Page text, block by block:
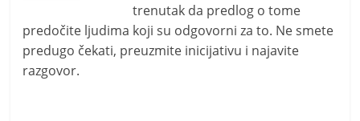
trenutak da predlog o tome
predočite ljudima koji su odgovorni za to. Ne smete
predugo čekati, preuzmite inicijativu i najavite
razgovor.